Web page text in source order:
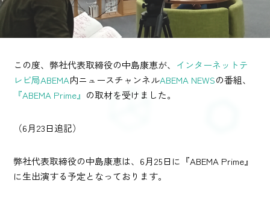
この度、弊社代表取締役の中島康恵が、 インターネットテ
レビ局ABEMA内ニュースチャンネルABEMA NEWSの番組、
『ABEMA Prime』 の取材を受けました。
（6月23日追記）
弊社代表取締役の中島康恵は、6月25日に『ABEMA Prime』
に生出演する予定となっております。